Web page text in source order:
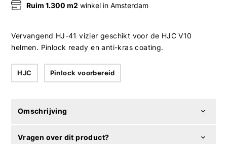
Ruim 1.300 m2 winkel in Amsterdam
Vervangend HJ-41 vizier geschikt voor de HJC V10
helmen. Pinlock ready en anti-kras coating.
HJC Pinlock voorbereid
Omschrijving
Vragen over dit product?